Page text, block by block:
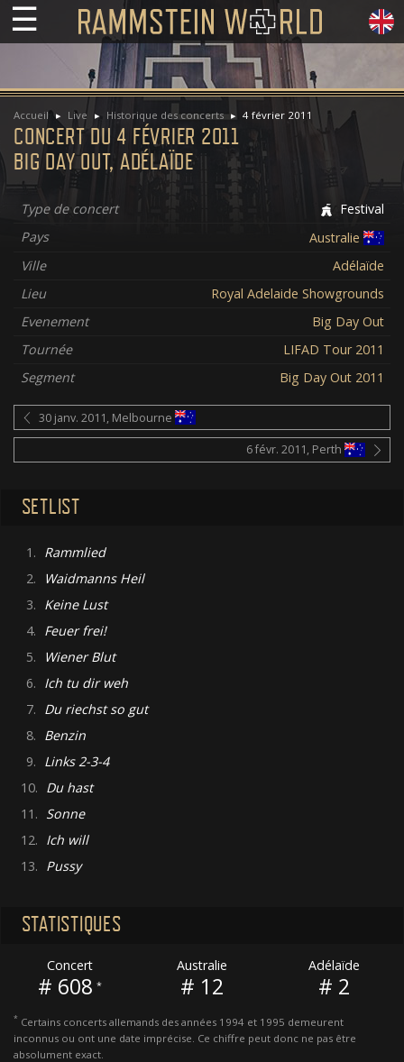
☰
Accueil Live Historique des concerts 4 février 2011
CONCERT DU 4 FÉVRIER 2011
BIG DAY OUT, ADÉLAÏDE
Type de concert
Festival
Pays
Australie
Ville
Adélaïde
Lieu
Royal Adelaide Showgrounds
Evenement
Big Day Out
Tournée
LIFAD Tour 2011
Segment
Big Day Out 2011
30 janv. 2011, Melbourne
6 févr. 2011, Perth
SETLIST
1. Rammlied
2.
Waidmanns Heil
3. Keine Lust
4. Feuer frei!
5.
Wiener Blut
6. Ich tu dir weh
7. Du riechst so gut
8. Benzin
9. Links 2-3-4
10. Du hast
11. Sonne
12. Ich will
13. Pussy
STATISTIQUES
Concert
# 608 *
Australie
# 12
Adélaïde
# 2
* Certains concerts allemands des années 1994 et 1995 demeurent
inconnus ou ont une date imprécise. Ce chiffre peut donc ne pas être
absolument exact.